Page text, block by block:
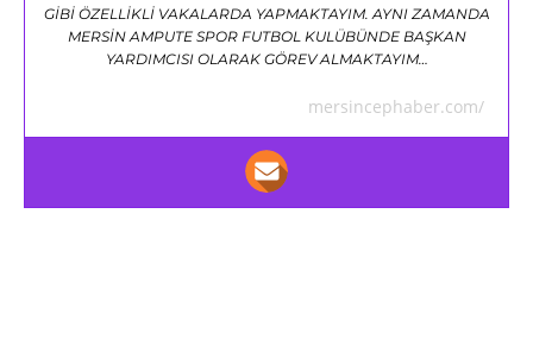
GİBİ ÖZELLİKLİ VAKALARDA YAPMAKTAYIM. AYNI ZAMANDA
MERSİN AMPUTE SPOR FUTBOL KULÜBÜNDE BAŞKAN
YARDIMCISI OLARAK GÖREV ALMAKTAYIM…
mersincephaber.com/